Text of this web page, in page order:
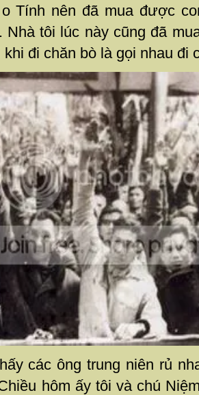
Tính nên đã mua được
Nhà tôi lúc này cũng đã
đi chăn bò là gọi nhau đi
các ông trung niên rủ
hôm ấy tôi và chú